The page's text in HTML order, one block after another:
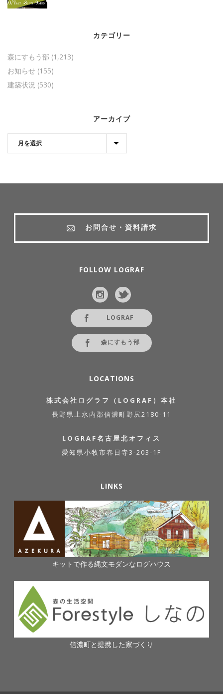
カテゴリー
森にすもう部 (1,213)
お知らせ (155)
建築状況 (530)
アーカイブ
お問合せ・資料請求
FOLLOW LOGRAF
LOGRAF
森にすもう部
LOCATIONS
株式会社ログラフ（LOGRAF）本社
長野県上水内郡信濃町野尻2180-11
LOGRAF名古屋北オフィス
愛知県小牧市春日寺3-203-1F
LINKS
キットで作る縄文モダンなログハウス
信濃町と提携した家づくり